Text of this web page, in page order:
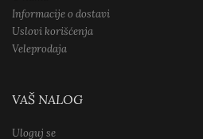
Informacije o dostavi
Uslovi korišćenja
Veleprodaja
VAŠ NALOG
Uloguj se